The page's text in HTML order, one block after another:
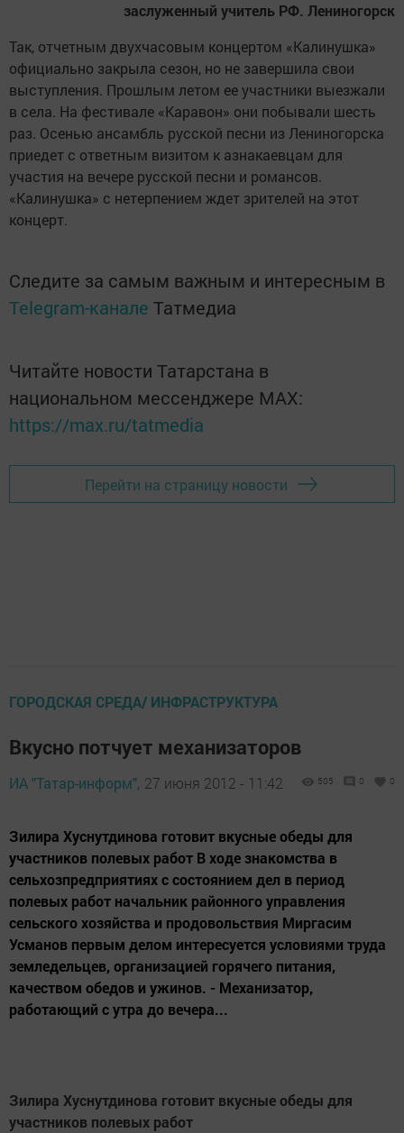
заслуженный учитель РФ. Лениногорск
Так, отчетным двухчасовым концертом «Калинушка»
официально закрыла сезон, но не завершила свои
выступления. Прошлым летом ее участники выезжали
в села. На фестивале «Каравон» они побывали шесть
раз. Осенью ансамбль русской песни из Лениногорска
приедет с ответным визитом к азнакаевцам для
участия на вечере русской песни и романсов.
«Калинушка» с нетерпением ждет зрителей на этот
концерт.
Следите за самым важным и интересным в
Telegram-канале Татмедиа
Читайте новости Татарстана в
национальном мессенджере MАХ:
https://max.ru/tatmedia
Перейти на страницу новости
ГОРОДСКАЯ СРЕДА/ ИНФРАСТРУКТУРА
Вкусно потчует механизаторов
ИА "Татар-информ", 27 июня 2012 - 11:42 505 0 0
Зилира Хуснутдинова готовит вкусные обеды для
участников полевых работ В ходе знакомства в
сельхозпредприятиях с состоянием дел в период
полевых работ начальник районного управления
сельского хозяйства и продовольствия Миргасим
Усманов первым делом интересуется условиями труда
земледельцев, организацией горячего питания,
качеством обедов и ужинов. - Механизатор,
работающий с утра до вечера...
Зилира Хуснутдинова готовит вкусные обеды для
участников полевых работ